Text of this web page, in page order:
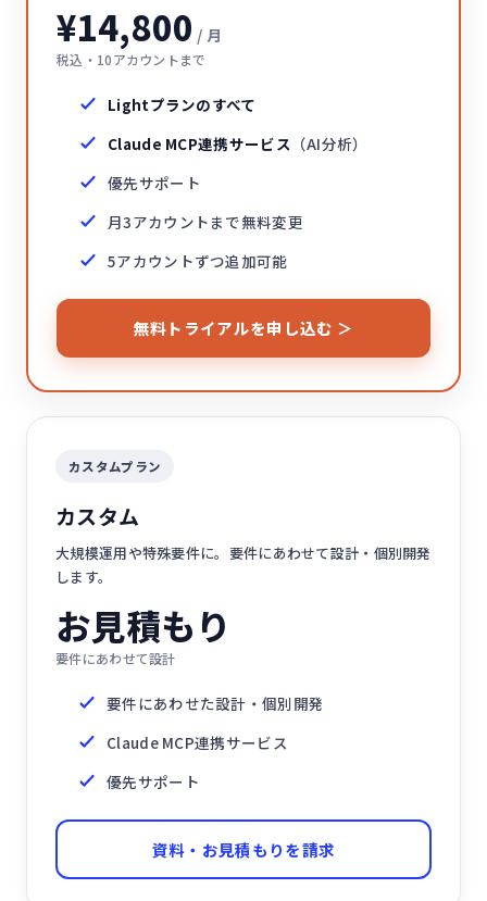
¥14,800 / 月
税込・10アカウントまで
Lightプランのすべて
Claude MCP連携サービス （AI分析）
優先サポート
月3アカウントまで無料変更
5アカウントずつ追加可能
無料トライアルを申し込む ＞
カスタムプラン
カスタム
大規模運用や特殊要件に。要件にあわせて設計・個別開発
します。
お見積もり
要件にあわせて設計
要件にあわせた設計・個別開発
Claude MCP連携サービス
優先サポート
資料・お見積もりを請求